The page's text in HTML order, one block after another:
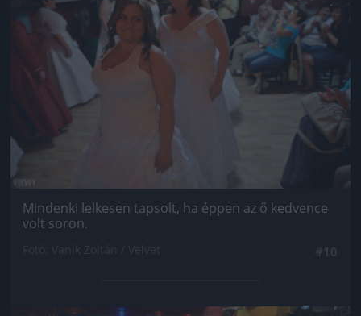
Mindenki lelkesen tapsolt, ha éppen az ő kedvence
volt soron.